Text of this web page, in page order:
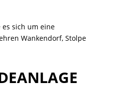
sich um eine
Wankendorf, Stolpe